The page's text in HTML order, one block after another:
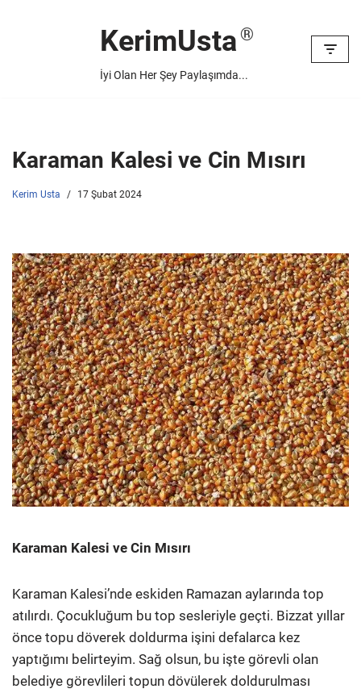
KerimUsta
İyi Olan Her Şey Paylaşımda...
Karaman Kalesi ve Cin Mısırı
Kerim Usta 17 Şubat 2024
Karaman Kalesi ve Cin Mısırı
Karaman Kalesi’nde eskiden Ramazan aylarında top
atılırdı. Çocukluğum bu top sesleriyle geçti. Bizzat yıllar
önce topu döverek doldurma işini defalarca kez
yaptığımı belirteyim. Sağ olsun, bu işte görevli olan
belediye görevlileri topun dövülerek doldurulması